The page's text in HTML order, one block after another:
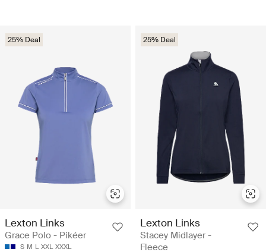
25% Deal
Lexton Links
Grace Polo - Pikéer
S M L XXL XXXL
25% Deal
Lexton Links
Stacey Midlayer -
Fleece